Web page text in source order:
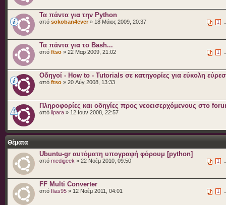
Τα πάντα για την Python
1
από sokoban4ever » 18 Μάιος 2009, 20:37
Τα πάντα για το Bash...
1
από ftso » 22 Μαρ 2009, 21:02
Οδηγοί - How to - Tutorials σε κατηγορίες για εύκολη
από ftso » 20 Αύγ 2008, 13:33
Πληροφορίες και οδηγίες προς νεοεισερχόμενους στο
από ilpara » 12 Ιουν 2008, 22:57
Θέματα
Ubuntu-gr αυτόματη υπογραφή φόρουμ [python]
1
από medigeek » 22 Νοέμ 2010, 09:50
FF Multi Converter
1
από Ilias95 » 12 Νοέμ 2011, 04:01